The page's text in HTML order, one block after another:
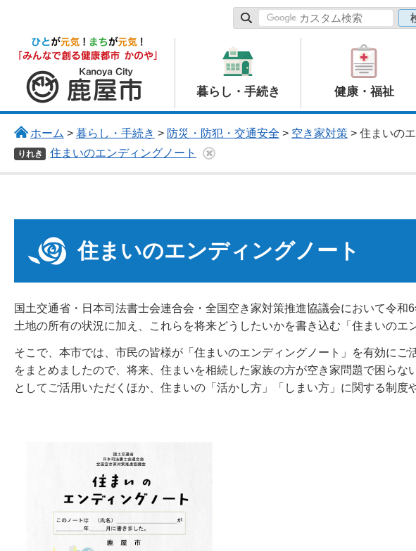
鹿屋市
暮らし・手続き 健康・福祉
ホーム > 暮らし・手続き > 防災・防犯・交通安全 > 空き家対策> 住まいの
りれき 住まいのエンディングノート
住まいのエンディングノート
国土交通省・日本司法書士会連合会・全国空き家対策推進協議会において令和
土地の所有の状況に加え、これらを将来どうしたいかを書き込む「住まいのエ
そこで、本市では、市民の皆様が「住まいのエンディングノート」を有効に
をまとめましたので、将来、住まいを相続した家族の方が空き家問題で困ら
としてご活用いただくほか、住まいの「活かし方」「しまい方」に関する制度